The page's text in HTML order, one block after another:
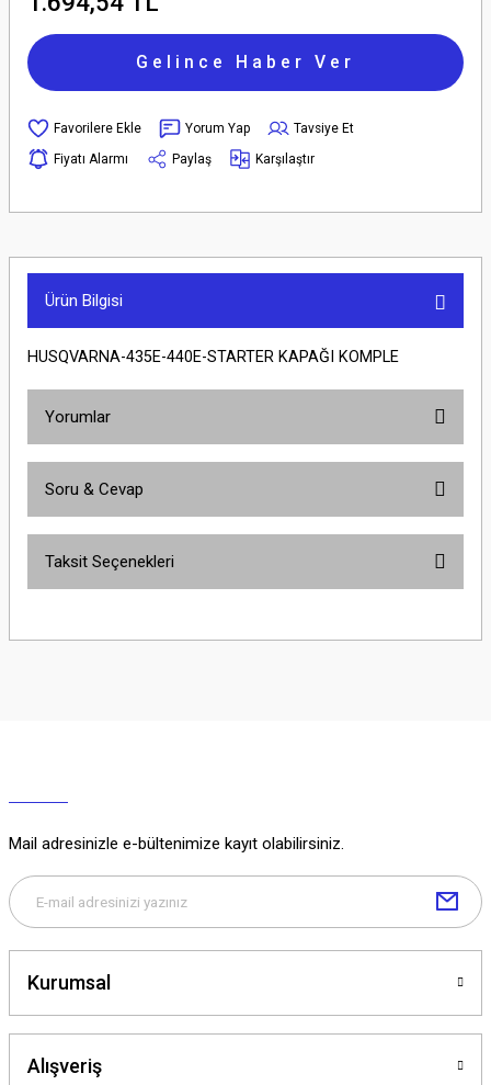
Gelince Haber Ver
Yorum Yap
Tavsiye Et
Fiyatı Alarmı
Paylaş Karşılaştır
Ürün Bilgisi
HUSQVARNA-435E-440E-STARTER KAPAĞI KOMPLE
Yorumlar
Soru & Cevap
Soru Sor
Taksit Seçenekleri
Mail adresinizle e-bültenimize kayıt olabilirsiniz.
Kurumsal
Alışveriş